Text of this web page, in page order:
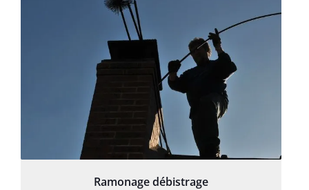
Ramonage débistrage